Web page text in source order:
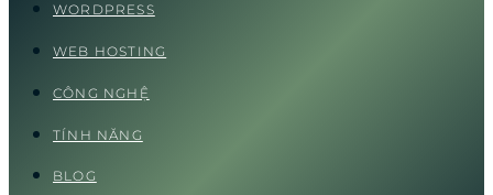
WORDPRESS
WEB HOSTING
CÔNG NGHỆ
TÍNH NĂNG
BLOG